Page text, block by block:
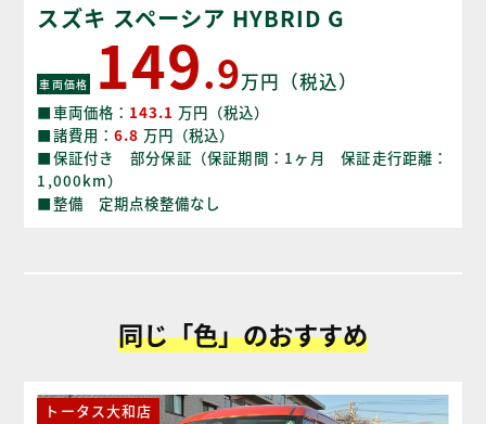
スズキ スペーシア HYBRID G
車両価格 149.9万円（税込）
■車両価格： 143.1 万円（税込）
■諸費用： 6.8 万円（税込）
■保証付き 部分保証（保証期間：1ヶ月 保証走行距離：
1,000km）
■整備 定期点検整備なし
同じ「色」のおすすめ
トータス大和店